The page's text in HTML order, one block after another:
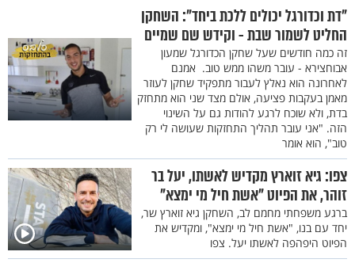
"דת וכדורגל יכולים ללכת ביחד": השחקן
החליט לשמור שבת - וקידש שם שמיים
זה כמה חודשים שעל שחקן הכדורגל שמעון
אבוחצירא - עובר משהו ממש טוב. אמנם
לאחרונה הוא נאלץ לעבור מתפקיד שחקן לעוזר
מאמן בעקבות פציעה, אולם מצד שני הוא מתחזק
בדת, ולא שוכח לרגע להודות גם על השינוי
הזה. "אני עובר תהליך התחזקות שעושה לי רק
טוב", הוא אומר
צפו: גיא זוארץ מקדיש לאשתו, יעל בר
זוהר, את הפיוט "אשת חיל מי ימצא"
ברגע משפחתי מחמם לב, השחקן גיא זוארץ שר,
יחד עם בנו, "אשת חיל מי ימצא", ומקדיש את
הפיוט היפהפה לאשתו יעל. צפו